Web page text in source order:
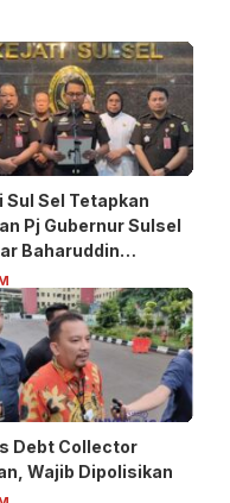
Sul Sel Tetapkan
Pj Gubernur Sulsel
Baharuddin
Kasus Korupsi
Rp50 Miliar
Debt Collector
Wajib Dipolisikan